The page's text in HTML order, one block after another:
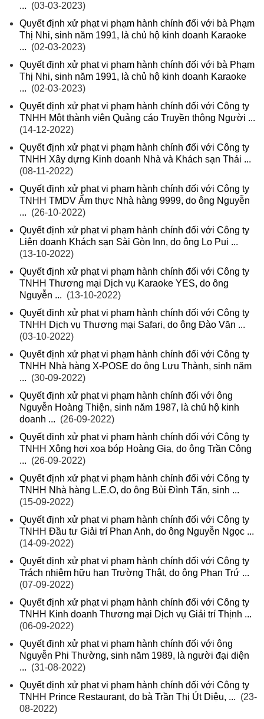
... (03-03-2023)
Quyết định xử phạt vi phạm hành chính đối với bà Phạm
Thị Nhi, sinh năm 1991, là chủ hộ kinh doanh Karaoke
... (02-03-2023)
Quyết định xử phạt vi phạm hành chính đối với bà Phạm
Thị Nhi, sinh năm 1991, là chủ hộ kinh doanh Karaoke
... (02-03-2023)
Quyết định xử phạt vi phạm hành chính đối với Công ty
TNHH Một thành viên Quảng cáo Truyền thông Người ...
(14-12-2022)
Quyết định xử phạt vi phạm hành chính đối với Công ty
TNHH Xây dựng Kinh doanh Nhà và Khách sạn Thái ...
(08-11-2022)
Quyết định xử phạt vi phạm hành chính đối với Công ty
TNHH TMDV Ẩm thực Nhà hàng 9999, do ông Nguyễn
... (26-10-2022)
Quyết định xử phạt vi phạm hành chính đối với Công ty
Liên doanh Khách sạn Sài Gòn Inn, do ông Lo Pui ...
(13-10-2022)
Quyết định xử phạt vi phạm hành chính đối với Công ty
TNHH Thương mại Dịch vụ Karaoke YES, do ông
Nguyễn ... (13-10-2022)
Quyết định xử phạt vi phạm hành chính đối với Công ty
TNHH Dịch vụ Thương mại Safari, do ông Đào Văn ...
(03-10-2022)
Quyết định xử phạt vi phạm hành chính đối với Công ty
TNHH Nhà hàng X-POSE do ông Lưu Thành, sinh năm
... (30-09-2022)
Quyết định xử phạt vi phạm hành chính đối với ông
Nguyễn Hoàng Thiện, sinh năm 1987, là chủ hộ kinh
doanh ... (26-09-2022)
Quyết định xử phạt vi phạm hành chính đối với Công ty
TNHH Xông hơi xoa bóp Hoàng Gia, do ông Trần Công
... (26-09-2022)
Quyết định xử phạt vi phạm hành chính đối với Công ty
TNHH Nhà hàng L.E.O, do ông Bùi Đình Tấn, sinh ...
(15-09-2022)
Quyết định xử phạt vi phạm hành chính đối với Công ty
TNHH Đầu tư Giải trí Phan Anh, do ông Nguyễn Ngọc ...
(14-09-2022)
Quyết định xử phạt vi phạm hành chính đối với Công ty
Trách nhiệm hữu hạn Trường Thật, do ông Phan Trứ ...
(07-09-2022)
Quyết định xử phạt vi phạm hành chính đối với Công ty
TNHH Kinh doanh Thương mại Dịch vụ Giải trí Thịnh ...
(06-09-2022)
Quyết định xử phạt vi phạm hành chính đối với ông
Nguyễn Phi Thường, sinh năm 1989, là người đại diện
... (31-08-2022)
Quyết định xử phạt vi phạm hành chính đối với Công ty
TNHH Prince Restaurant, do bà Trần Thị Út Diệu, ... (23-
08-2022)